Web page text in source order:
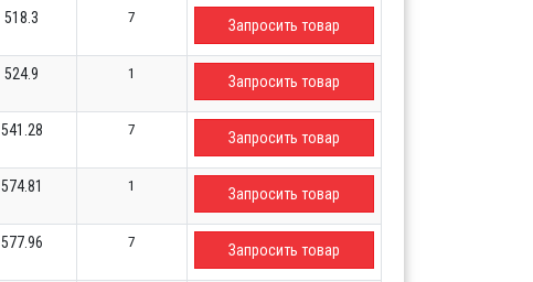
518.3 7 Запросить товар
524.9 1 Запросить товар
541.28 7 Запросить товар
574.81 1 Запросить товар
577.96 7 Запросить товар